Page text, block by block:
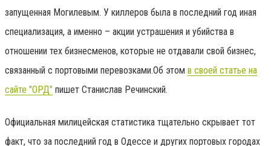
запущенная Могилевым. У киллеров была в последний год иная
специализация, а именно – акции устрашения и убийства в
отношении тех бизнесменов, которые не отдавали свой бизнес,
связанный с портовыми перевозками.Об этом в своей статье на
сайте "ОРД" пишет Станислав Речинский.
Официальная милицейская статистика тщательно скрывает тот
факт, что за последний год в Одессе и других портовых городах